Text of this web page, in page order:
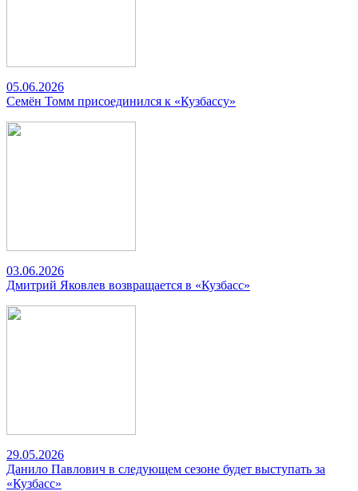
05.06.2026
Семён Томм присоединился к «Кузбассу»
03.06.2026
Дмитрий Яковлев возвращается в «Кузбасс»
29.05.2026
Данило Павлович в следующем сезоне будет выступать за
«Кузбасс»